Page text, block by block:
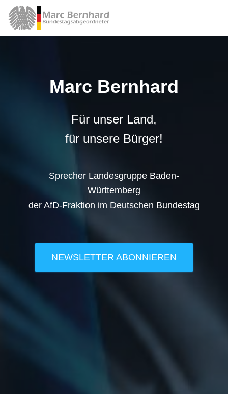
Marc Bernhard
Für unser Land,
für unsere Bürger!
Sprecher Landesgruppe Baden-
Württemberg
der AfD-Fraktion im Deutschen Bundestag
NEWSLETTER ABONNIEREN